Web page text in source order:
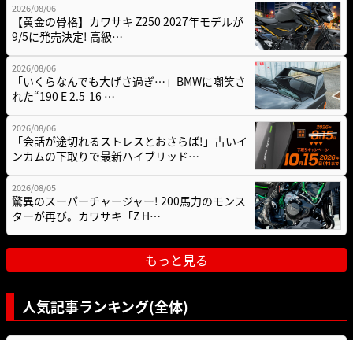
2026/08/06
【黄金の骨格】カワサキ Z250 2027年モデルが
9/5に発売決定! 高級…
2026/08/06
「いくらなんでも大げさ過ぎ…」BMWに嘲笑さ
れた“190 E 2.5-16 …
2026/08/06
「会話が途切れるストレスとおさらば!」古いイ
ンカムの下取りで最新ハイブリッド…
2026/08/05
驚異のスーパーチャージャー! 200馬力のモンス
ターが再び。カワサキ「Z H…
もっと見る
人気記事ランキング(全体)